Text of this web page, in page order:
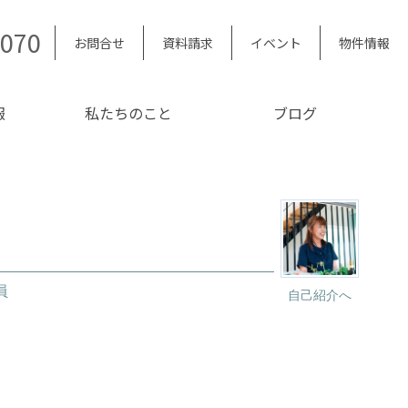
お問合せ 資料請求 イベント 物件情報
私たちのこと ブログ
自己紹介へ